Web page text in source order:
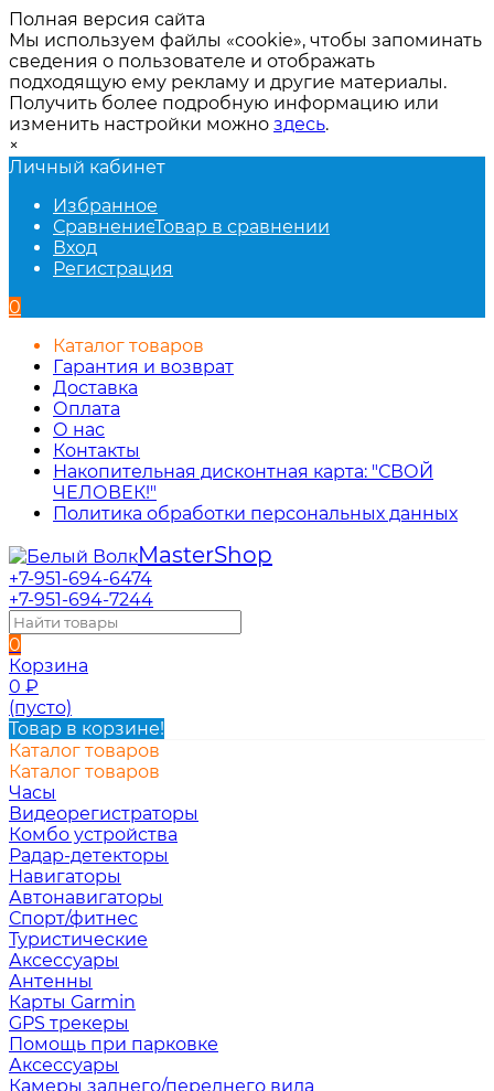
Полная версия сайта
Мы используем файлы «cookie», чтобы запоминать
сведения о пользователе и отображать
подходящую ему рекламу и другие материалы.
Получить более подробную информацию или
изменить настройки можно здесь.
×
Личный кабинет
Избранное
СравнениеТовар в сравнении
Вход
Регистрация
0
Каталог товаров
Гарантия и возврат
Доставка
Оплата
О нас
Контакты
Накопительная дисконтная карта: "СВОЙ
ЧЕЛОВЕК!"
Политика обработки персональных данных
MasterShop
+7-951-694-6474
+7-951-694-7244
0
Корзина
0 ₽
(пусто)
Товар в корзине!
Каталог товаров
Каталог товаров
Часы
Видеорегистраторы
Комбо устройства
Радар-детекторы
Навигаторы
Автонавигаторы
Спорт/фитнес
Туристические
Аксессуары
Антенны
Карты Garmin
GPS трекеры
Помощь при парковке
Аксессуары
Камеры заднего/переднего вида